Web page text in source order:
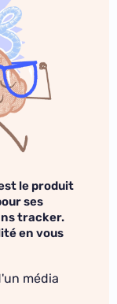
le produit
ses
tracker.
en vous
média